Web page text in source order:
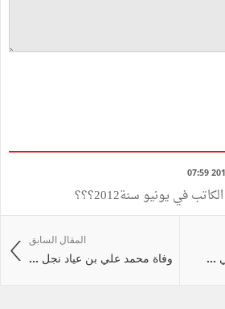
في يونيو سنة2012؟؟؟
المقال السابق
وفاة محمد علي بن عياد نجل ... ...